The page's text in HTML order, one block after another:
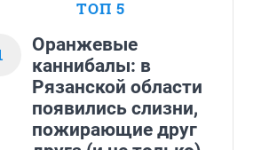
ТОП 5
Оранжевые
каннибалы: в
Рязанской области
появились слизни,
пожирающие друг